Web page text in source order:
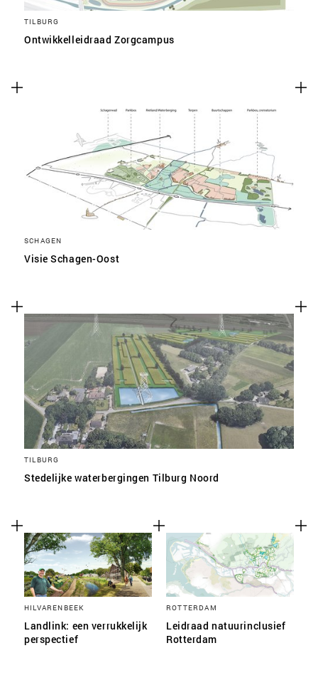
TILBURG
Ontwikkelleidraad Zorgcampus
SCHAGEN
Visie Schagen-Oost
TILBURG
Stedelijke waterbergingen Tilburg Noord
HILVARENBEEK
Landlink: een verrukkelijk
perspectief
ROTTERDAM
Leidraad natuurinclusief
Rotterdam